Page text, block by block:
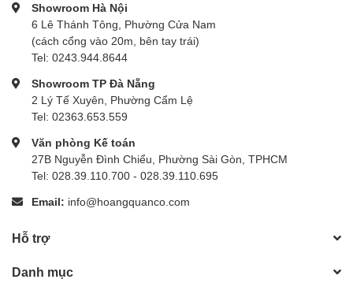
Showroom Hà Nội
6 Lê Thánh Tông, Phường Cửa Nam
(cách cổng vào 20m, bên tay trái)
Tel: 0243.944.8644
Showroom TP Đà Nẵng
2 Lý Tế Xuyên, Phường Cẩm Lệ
Tel: 02363.653.559
Văn phòng Kế toán
27B Nguyễn Đình Chiểu, Phường Sài Gòn, TPHCM
Tel: 028.39.110.700 - 028.39.110.695
Email: info@hoangquanco.com
Hỗ trợ
Danh mục